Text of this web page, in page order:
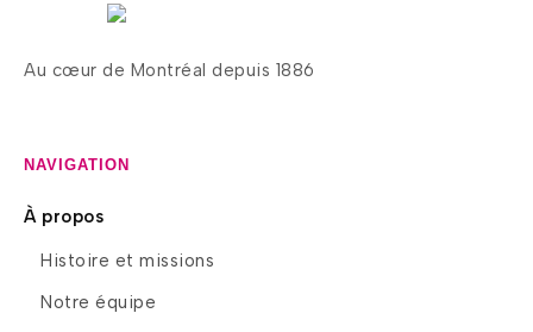
Au cœur de Montréal depuis 1886
NAVIGATION
À propos
Histoire et missions
Notre équipe